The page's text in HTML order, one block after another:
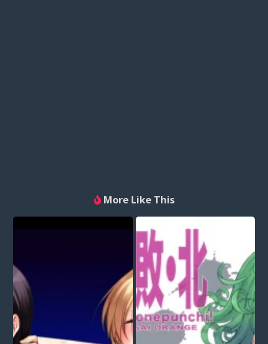
More Like This